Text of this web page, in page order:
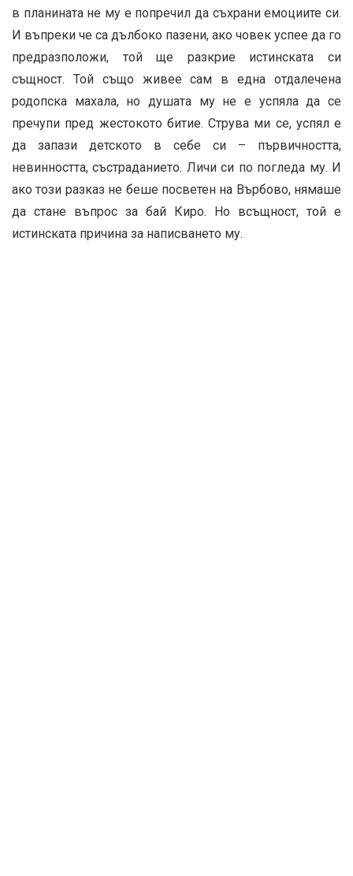
в планината не му е попречил да съхрани емоциите си.
И въпреки че са дълбоко пазени, ако човек успее да го
предразположи, той ще разкрие истинската си
същност. Той също живее сам в една отдалечена
родопска махала, но душата му не е успяла да се
пречупи пред жестокото битие. Струва ми се, успял е
да запази детското в себе си – първичността,
невинността, състраданието. Личи си по погледа му. И
ако този разказ не беше посветен на Върбово, нямаше
да стане въпрос за бай Киро. Но всъщност, той е
истинската причина за написването му.